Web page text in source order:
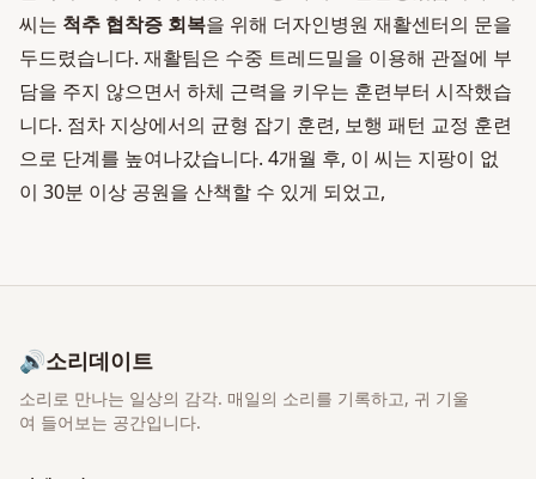
씨는 척추 협착증 회복을 위해 더자인병원 재활센터의 문을
두드렸습니다. 재활팀은 수중 트레드밀을 이용해 관절에 부
담을 주지 않으면서 하체 근력을 키우는 훈련부터 시작했습
니다. 점차 지상에서의 균형 잡기 훈련, 보행 패턴 교정 훈련
으로 단계를 높여나갔습니다. 4개월 후, 이 씨는 지팡이 없
이 30분 이상 공원을 산책할 수 있게 되었고,
🔊소리데이트
소리로 만나는 일상의 감각. 매일의 소리를 기록하고, 귀 기울
여 들어보는 공간입니다.